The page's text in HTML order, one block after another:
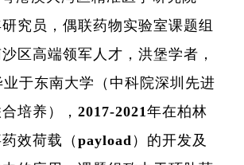
研究员，偶联药物实验室课题组
区高端领军人才，洪堡学者，
业于东南大学（中科院深圳先进
培养），2017-2021年在柏林
效荷载（payload）的开发及